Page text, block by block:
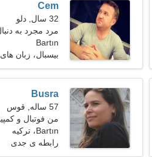
Cem
32 سال, دلو
مرد مجرد به دنبال
Bartın
بیسبال، زبان
Busra
57 ساله, قوس
من فوتبال و
Bartın، ترکیه
رابطه ی جدی